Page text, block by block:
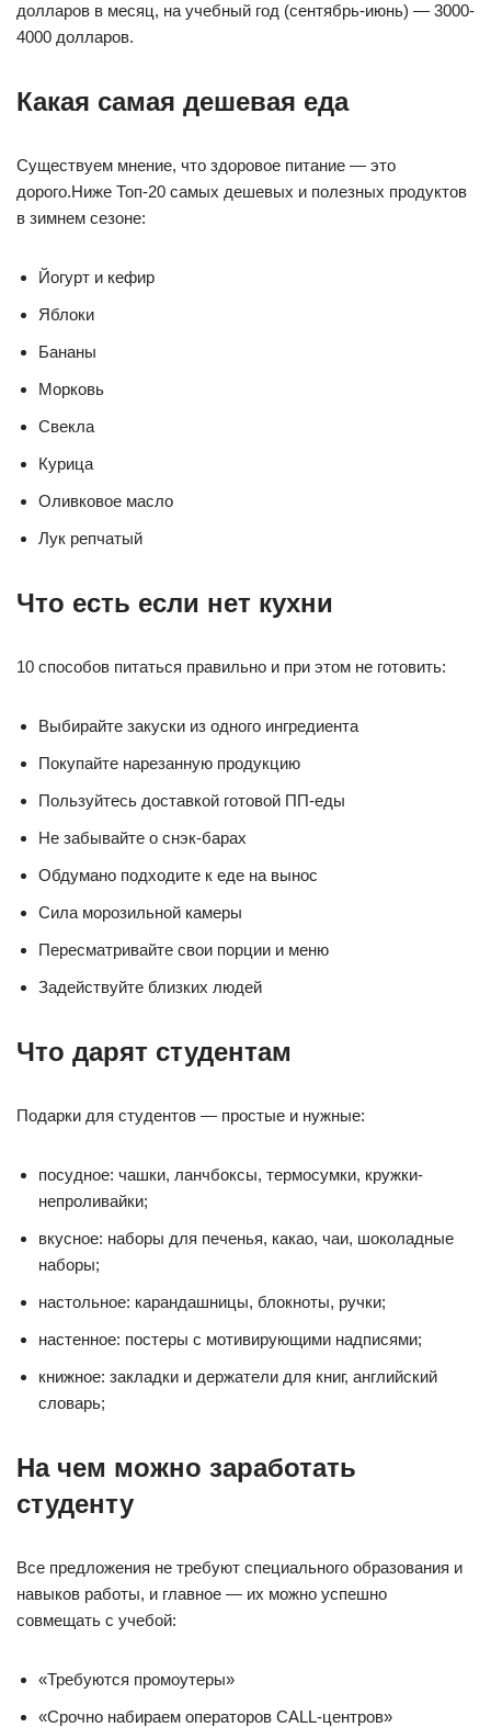
долларов в месяц, на учебный год (сентябрь-июнь) — 3000-
4000 долларов.
Какая самая дешевая еда
Существуем мнение, что здоровое питание — это
дорого.Ниже Топ-20 самых дешевых и полезных продуктов
в зимнем сезоне:
Йогурт и кефир
Яблоки
Бананы
Морковь
Свекла
Курица
Оливковое масло
Лук репчатый
Что есть если нет кухни
10 способов питаться правильно и при этом не готовить:
Выбирайте закуски из одного ингредиента
Покупайте нарезанную продукцию
Пользуйтесь доставкой готовой ПП-еды
Не забывайте о снэк-барах
Обдумано подходите к еде на вынос
Сила морозильной камеры
Пересматривайте свои порции и меню
Задействуйте близких людей
Что дарят студентам
Подарки для студентов — простые и нужные:
посудное: чашки, ланчбоксы, термосумки, кружки-
непроливайки;
вкусное: наборы для печенья, какао, чаи, шоколадные
наборы;
настольное: карандашницы, блокноты, ручки;
настенное: постеры с мотивирующими надписями;
книжное: закладки и держатели для книг, английский
словарь;
На чем можно заработать
студенту
Все предложения не требуют специального образования и
навыков работы, и главное — их можно успешно
совмещать с учебой:
«Требуются промоутеры»
«Срочно набираем операторов CALL-центров»